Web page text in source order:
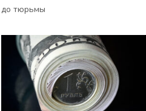
до тюрьмы